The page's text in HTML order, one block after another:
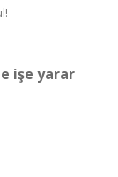
işe yarar